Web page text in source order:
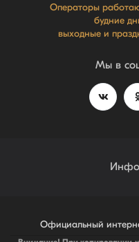
Операторы
будние
выходные и
Мы в
Официальный